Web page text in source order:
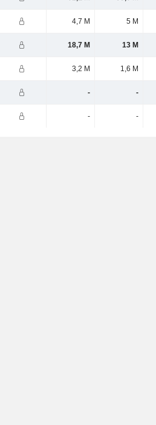
4,7 M 5 M
18,7 M 13 M
3,2 M 1,6 M
- -
- -